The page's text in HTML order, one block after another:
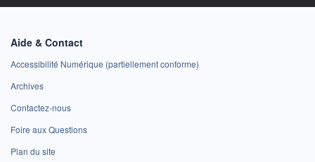
Aide & Contact
Accessibilité Numérique (partiellement conforme)
Archives
Contactez-nous
Foire aux Questions
Plan du site